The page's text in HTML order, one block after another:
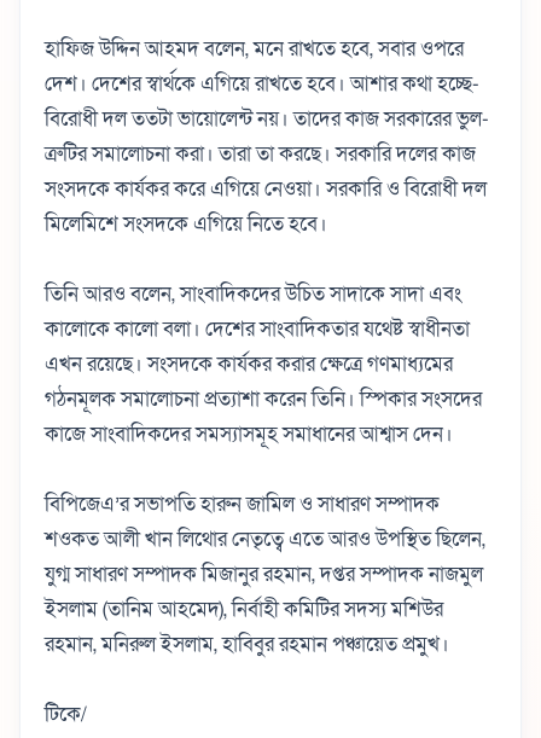
হাফিজ উদ্দিন আহমদ বলেন, মনে রাখতে হবে, সবার ওপরে
দেশ। দেশের স্বার্থকে এগিয়ে রাখতে হবে। আশার কথা হচ্ছে-
বিরোধী দল ততটা ভায়োলেন্ট নয়। তাদের কাজ সরকারের ভুল-
ত্রুটির সমালোচনা করা। তারা তা করছে। সরকারি দলের কাজ
সংসদকে কার্যকর করে এগিয়ে নেওয়া। সরকারি ও বিরোধী দল
মিলেমিশে সংসদকে এগিয়ে নিতে হবে।
তিনি আরও বলেন, সাংবাদিকদের উচিত সাদাকে সাদা এবং
কালোকে কালো বলা। দেশের সাংবাদিকতার যথেষ্ট স্বাধীনতা
এখন রয়েছে। সংসদকে কার্যকর করার ক্ষেত্রে গণমাধ‌্যমের
গঠনমূলক সমালোচনা প্রত‌্যাশা করেন তিনি। স্পিকার সংসদের
কাজে সাংবাদিকদের সমস‌্যাসমূহ সমাধানের আশ্বাস দেন।
বিপিজেএ’র সভাপতি হারুন জামিল ও সাধারণ সম্পাদক
শওকত আলী খান লিথোর নেতৃত্বে এতে আরও উপস্থিত ছিলেন,
যুগ্ম সাধারণ সম্পাদক মিজানুর রহমান, দপ্তর সম্পাদক নাজমুল
ইসলাম (তানিম আহমেদ), নির্বাহী কমিটির সদস‌্য মশিউর
রহমান, মনিরুল ইসলাম, হাবিবুর রহমান পঞ্চায়েত প্রমুখ।
টিকে/